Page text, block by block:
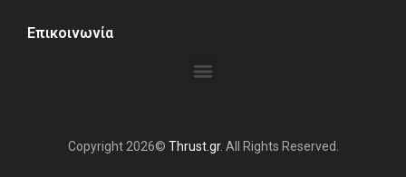
Επικοινωνία
Copyright 2026© Thrust.gr. All Rights Reserved.